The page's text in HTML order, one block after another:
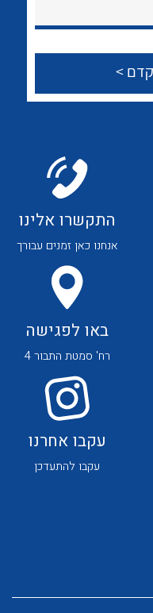
לכל מוצרי היצרן
לכל מוצרי היצרן
התקשרו אלינו
אנחנו כאן זמנים עבורך
באו לפגישה
רח' סמטת התבור 4
עקבו אחרנו
עקבו להתעדכן